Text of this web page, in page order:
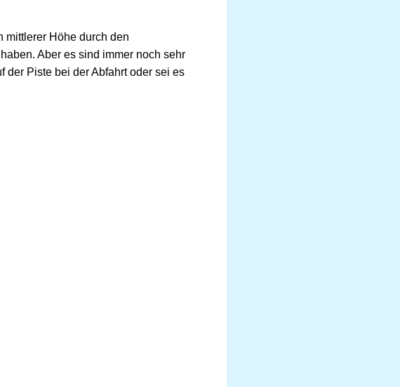
mittlerer Höhe durch den
Aber es sind immer noch sehr
Piste bei der Abfahrt oder sei es